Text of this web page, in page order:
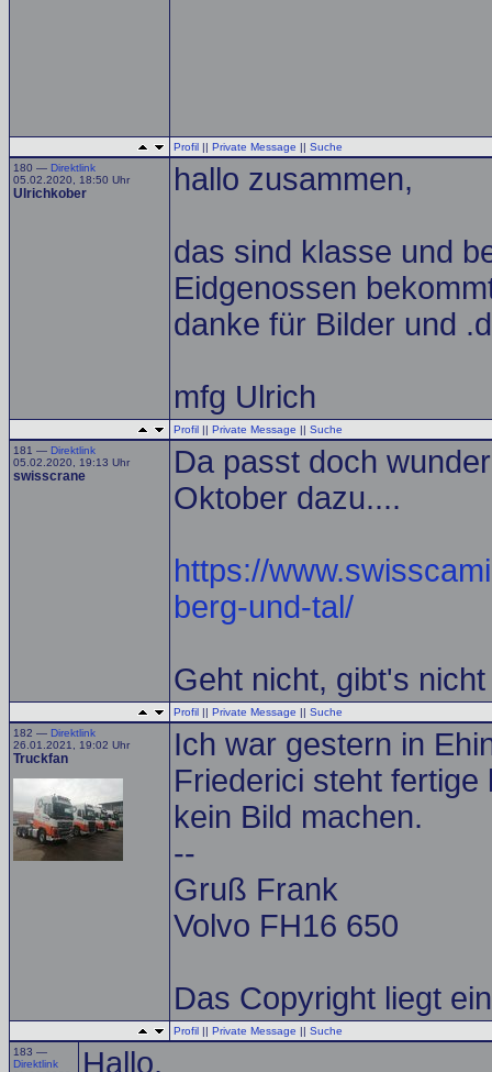
Profil || Private Message || Suche
180 — Direktlink
05.02.2020, 18:50 Uhr
Ulrichkober hallo zusammen,
das sind klasse und
Eidgenossen
danke für Bilder und
mfg Ulrich
Profil || Private Message || Suche
181 — Direktlink
05.02.2020, 19:13 Uhr
swisscrane
Da passt doch
Oktober dazu....
https://
berg-und-tal/
Geht nicht, gibt's nicht
Profil || Private Message || Suche
182 — Direktlink
26.01.2021, 19:02 Uhr
Truckfan
Ich war gestern in
Friederici steht fertige
kein Bild machen.
--
Gruß Frank
Volvo FH16 650
Das Copyright liegt
Profil || Private Message || Suche
183 —
Direktlink
Hallo,